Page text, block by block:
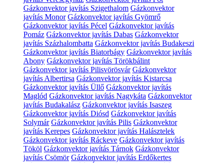
Gázkonvektor javítás Szigethalom Gázkonvektor
javítás Monor Gázkonvektor javítás Gyömrő
Gázkonvektor javítás Pécel Gázkonvektor javítás
Pomáz Gázkonvektor javítás Dabas Gázkonvektor
javítás Százhalombatta Gázkonvektor javítás Budakeszi
Gázkonvektor javítás Biatorbágy Gázkonvektor javítás
Abony Gázkonvektor javítás Törökbálint
Gázkonvektor javítás Pilisvörösvár Gázkonvektor
javítás Albertirsa Gázkonvektor javítás Kistarcsa
Gázkonvektor javítás Üllő Gázkonvektor javítás
Maglód Gázkonvektor javítás Nagykáta Gázkonvektor
javítás Budakalász Gázkonvektor javítás Isaszeg
Gázkonvektor javítás Diósd Gázkonvektor javítás
Solymár Gázkonvektor javítás Pilis Gázkonvektor
javítás Kerepes Gázkonvektor javítás Halásztelek
Gázkonvektor javítás Ráckeve Gázkonvektor javítás
Tököl Gázkonvektor javítás Tárnok Gázkonvektor
javítás Csömör Gázkonvektor javítás Erdőkertes